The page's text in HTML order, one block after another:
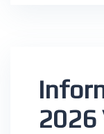
2026